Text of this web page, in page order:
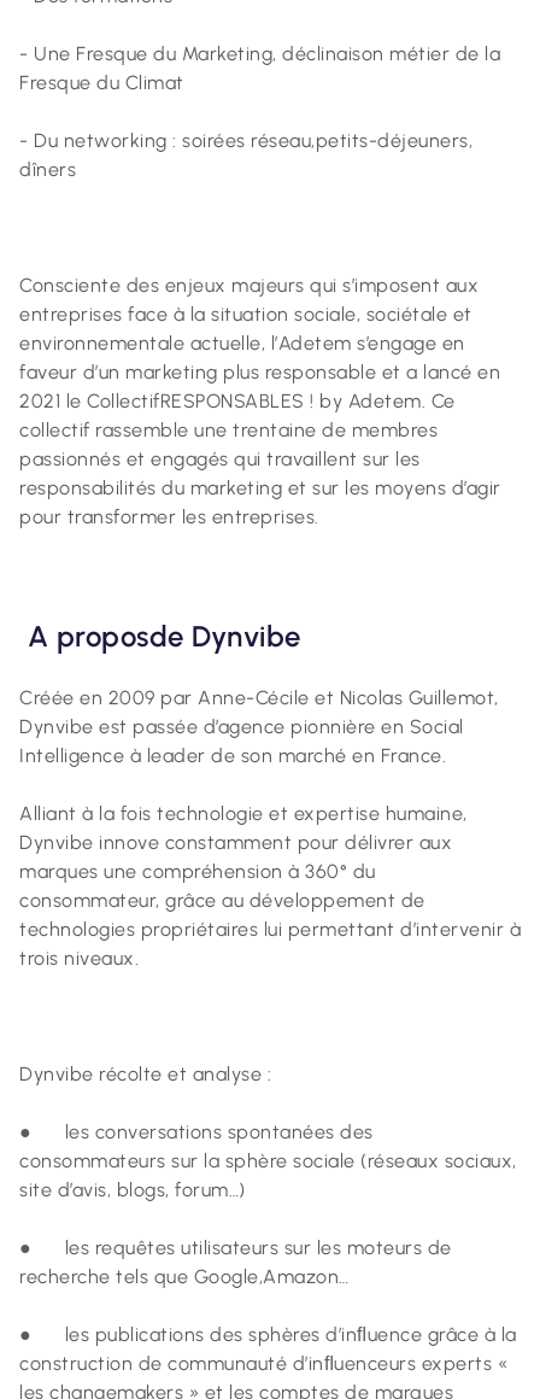
- Une Fresque du Marketing, déclinaison métier de la
Fresque du Climat
- Du networking : soirées réseau,petits-déjeuners,
dîners
Consciente des enjeux majeurs qui s’imposent aux
entreprises face à la situation sociale, sociétale et
environnementale actuelle, l’Adetem s’engage en
faveur d’un marketing plus responsable et a lancé en
2021 le CollectifRESPONSABLES ! by Adetem. Ce
collectif rassemble une trentaine de membres
passionnés et engagés qui travaillent sur les
responsabilités du marketing et sur les moyens d’agir
pour transformer les entreprises.
A proposde Dynvibe
Créée en 2009 par Anne-Cécile et Nicolas Guillemot,
Dynvibe est passée d’agence pionnière en Social
Intelligence à leader de son marché en France.
Alliant à la fois technologie et expertise humaine,
Dynvibe innove constamment pour délivrer aux
marques une compréhension à 360° du
consommateur, grâce au développement de
technologies propriétaires lui permettant d’intervenir à
trois niveaux.
Dynvibe récolte et analyse :
● les conversations spontanées des
consommateurs sur la sphère sociale (réseaux sociaux,
site d’avis, blogs, forum…)
● les requêtes utilisateurs sur les moteurs de
recherche tels que Google,Amazon…
● les publications des sphères d’inﬂuence grâce à la
construction de communauté d’inﬂuenceurs experts «
les changemakers » et les comptes de marques